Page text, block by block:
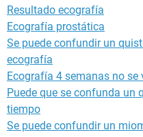
Resultado ecografía
Ecografía prostática
Se puede confundir un
ecografía
Ecografía 4 semanas no se
Puede que se confunda un
tiempo
Se puede confundir un